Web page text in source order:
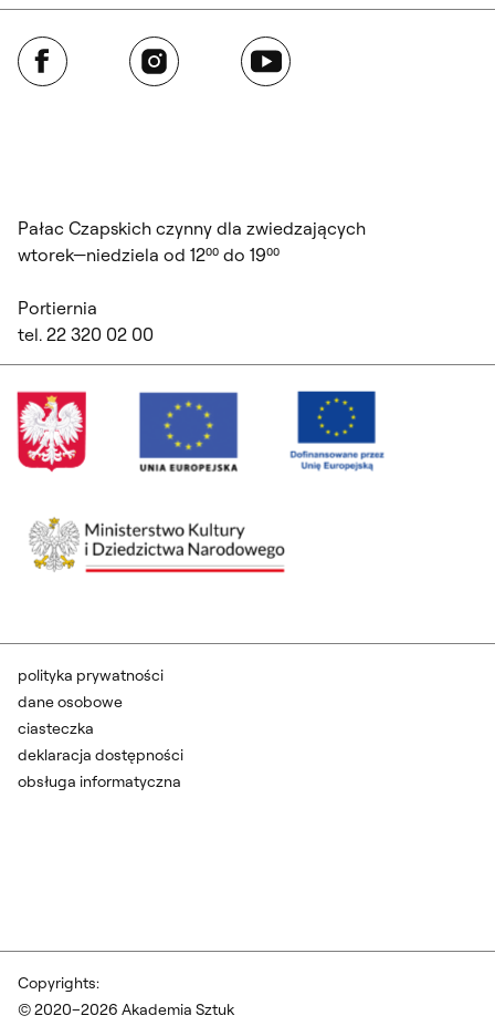
Facebook Instagram YouTube
Pałac Czapskich czynny dla zwiedzających
wtorek—niedziela od 12⁰⁰ do 19⁰⁰
Portiernia
tel. 22 320 02 00
Copyrights:
© 2020–2026 Akademia Sztuk
polityka prywatności
dane osobowe
ciasteczka
deklaracja dostępności
obsługa informatyczna